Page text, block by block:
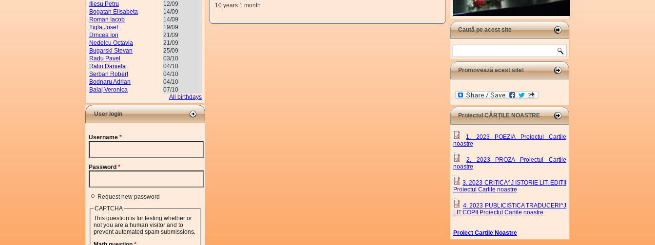
Iliesu Petru
12/09
Bogatan Elisabeta
14/09
Roman Iacob
14/09
Tigla Josef
19/09
Drncea Ion
21/09
Nedelcu Octavia
21/09
Bugarski Stevan
25/09
Radu Pavel
03/10
Ratiu Daniela
04/10
Serban Robert
04/10
Bodnaru Adrian
04/10
Balaj Veronica
07/10
All birthdays
User login
Username *
Password *
Request new password
CAPTCHA
This question is for testing whether or
not you are a human visitor and to
prevent automated spam submissions.
10 years 1 month
Caută pe acest site
Search
Promovează acest site!
Proiectul CĂRȚILE NOASTRE
1. 2023 POEZIA Proiectul Cartile
noastre
,
2. 2023 PROZA Proiectul Cartile
noastre
,
3. 2023 CRITICA^J ISTORIE LIT. EDIȚII
Proiectul Cartile noastre
,
4. 2023 PUBLICISTICA TRADUCERI^J
LIT.COPII Proiectul Cartile noastre
Proiect Cartile Noastre